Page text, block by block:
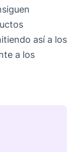
así a los
a los